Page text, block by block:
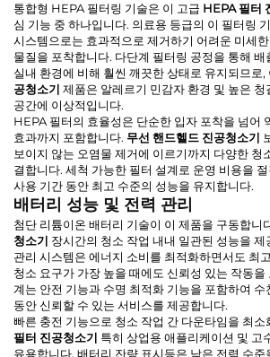
통합형 HEPA 필터링 기술은 이 고급 HEPA 필터
심 기능 중 하나입니다. 의료용 등급의 이 필터링
시스템으로는 효과적으로 제거하기 어려운 미세
물질을 포착합니다. 다단계 필터링 공정을 통해
실내 환경에 비해 훨씬 깨끗한 상태로 유지되므로,
공청소기 제품은 알레르기 민감자 환경 및 높은
공간에 이상적입니다.
HEPA 필터의 효율성은 단순한 입자 포착을 넘어
효과까지 포함합니다. 무선 핸드헬드 진공청소기
보이지 않는 오염물 제거에 이르기까지 다양한 청
결합니다. 세척 가능한 필터 설계로 운영 비용을
사용 기간 동안 최고 수준의 성능을 유지합니다.
배터리 성능 및 전력 관리
첨단 리튬이온 배터리 기술이 이 제품을 구동합니
청소기 장시간의 청소 작업 내내 일관된 성능을 제
관리 시스템은 에너지 소비를 최적화하면서도 최
청소 요구가 가장 높을 때에도 신뢰성 있는 작동을
계는 안전 기능과 수명 최적화 기능을 포함하여 수
동안 신뢰할 수 있는 서비스를 제공합니다.
빠른 충전 기능으로 청소 작업 간 다운타임을 최소
필터 진공청소기 특히 상업용 애플리케이션 및 고
유용합니다. 배터리 잔량 표시등은 남은 전력 수